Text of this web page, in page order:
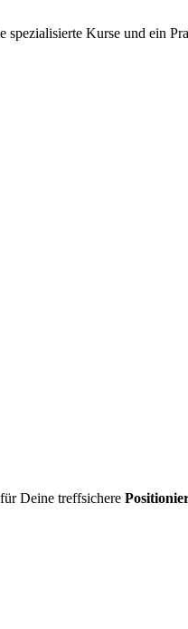
spezialisierte Kurse und ein
Deine treffsichere